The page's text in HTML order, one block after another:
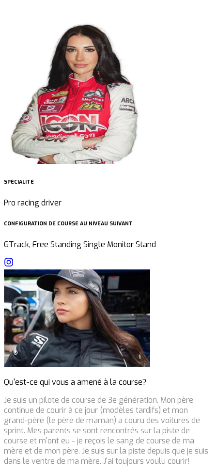
SPÉCIALITÉ
Pro racing driver
CONFIGURATION DE COURSE AU NIVEAU SUIVANT
GTrack, Free Standing Single Monitor Stand
Qu'est-ce qui vous a amené à la course?
Je suis un pilote de course de 3e génération. Mon père
continue de courir à ce jour (modèles tardifs) et mon
grand-père (le père de maman) a couru des voitures de
sprint. Mes parents se sont rencontrés sur la piste de
course et m'ont eu - je reçois le sang de course de ma
mère et de mon père. Je suis sur la piste depuis que je suis
dans le ventre de ma mère. J'ai toujours voulu courir!